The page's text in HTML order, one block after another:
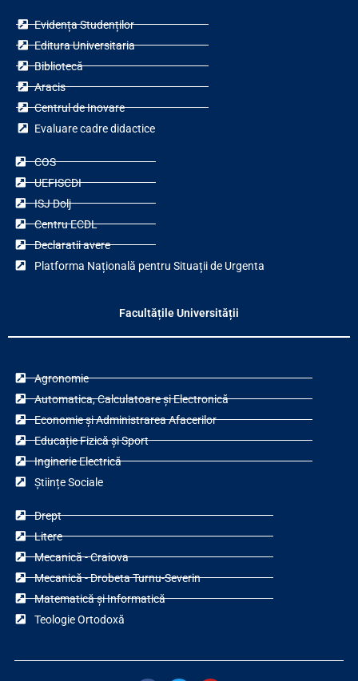
Evidența Studenților
Editura Universitaria
Bibliotecă
Aracis
Centrul de Inovare
Evaluare cadre didactice
COS
UEFISCDI
ISJ Dolj
Centru ECDL
Declaratii avere
Platforma Națională pentru Situații de Urgenta
Facultățile Universității
Agronomie
Automatica, Calculatoare și Electronică
Economie și Administrarea Afacerilor
Educație Fizică și Sport
Inginerie Electrică
Științe Sociale
Drept
Litere
Mecanică - Craiova
Mecanică - Drobeta Turnu-Severin
Matematică și Informatică
Teologie Ortodoxă